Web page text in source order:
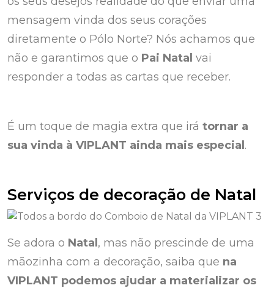
mensagem vinda dos seus corações
diretamente o Pólo Norte? Nós achamos que
não e garantimos que o Pai Natal vai
responder a todas as cartas que receber.
É um toque de magia extra que irá tornar a
sua vinda à VIPLANT ainda mais especial .
Serviços de decoração de Natal
Se adora o Natal , mas não prescinde de uma
mãozinha com a decoração, saiba que na
VIPLANT podemos ajudar a materializar os